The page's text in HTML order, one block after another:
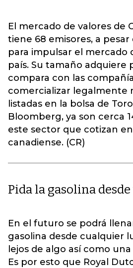
El mercado de valores de
tiene 68 emisores, a pesar
para impulsar el mercado
país. Su tamaño adquiere
compara con las
comercializar legalmente
listadas en la bolsa de
Bloomberg, ya son cerca
este sector que cotizan
canadiense. (CR)
Pida la gasolina
En el futuro se podrá
gasolina desde cualquier
lejos de algo así como
Es por esto que Royal